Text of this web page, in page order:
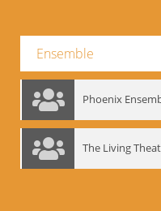
Ensemble
Phoenix
The Living